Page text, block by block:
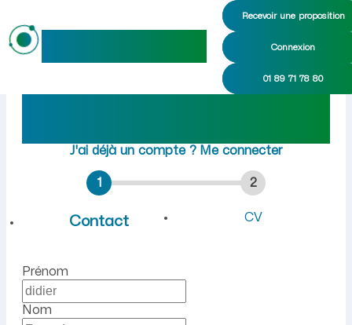
Recevoir une proposition
Connexion
01 89 71 78 80
Emploi à Léaz (Ain) :
Rejoindre maideoàLéaz
J'ai déjà un compte ? Me connecter
1
Contact
2
CV
Prénom
Nom